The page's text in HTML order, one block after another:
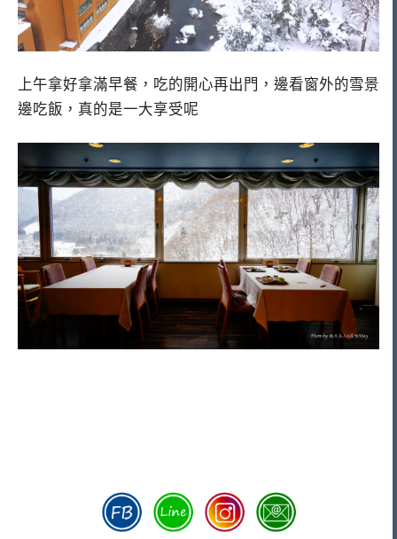
上午拿好拿滿早餐，吃的開心再出門，邊看窗外的雪景
邊吃飯，真的是一大享受呢